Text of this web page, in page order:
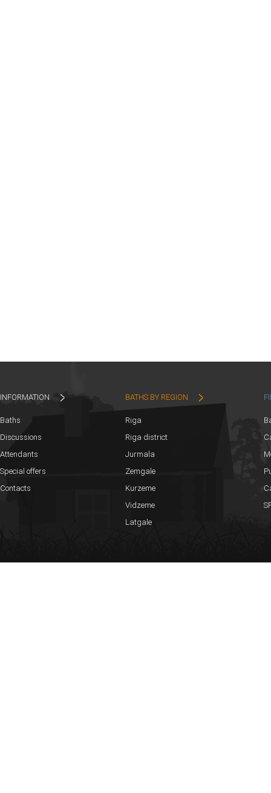
INFORMATION
Baths
Discussions
Attendants
Special offers
Contacts
BATHS BY REGION
Riga
Riga district
Jurmala
Zemgale
Kurzeme
Vidzeme
Latgale